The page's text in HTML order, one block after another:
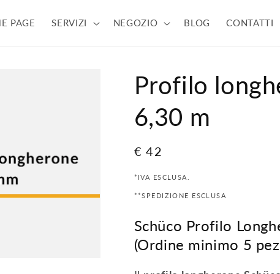
PAGE SERVIZI NEGOZIO BLOG CONTATTI
Profilo
6,30 m
Prezzo
€ 42
*IVA ESCLUSA.
**SPEDIZIONE ESCLUSA
Schüco Profilo
(Ordine minimo 5